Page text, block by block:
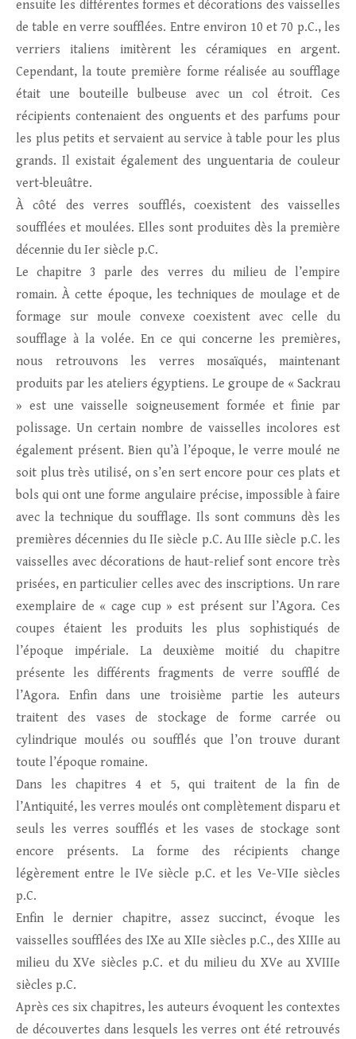
ensuite les différentes formes et décorations des vaisselles
de table en verre soufflées. Entre environ 10 et 70 p.C., les
verriers italiens imitèrent les céramiques en argent.
Cependant, la toute première forme réalisée au soufflage
était une bouteille bulbeuse avec un col étroit. Ces
récipients contenaient des onguents et des parfums pour
les plus petits et servaient au service à table pour les plus
grands. Il existait également des unguentaria de couleur
vert‑bleuâtre.
À côté des verres soufflés, coexistent des vaisselles
soufflées et moulées. Elles sont produites dès la première
décennie du Ier siècle p.C.
Le chapitre 3 parle des verres du milieu de l’empire
romain. À cette époque, les techniques de moulage et de
formage sur moule convexe coexistent avec celle du
soufflage à la volée. En ce qui concerne les premières,
nous retrouvons les verres mosaïqués, maintenant
produits par les ateliers égyptiens. Le groupe de « Sackrau
» est une vaisselle soigneusement formée et finie par
polissage. Un certain nombre de vaisselles incolores est
également présent. Bien qu’à l’époque, le verre moulé ne
soit plus très utilisé, on s’en sert encore pour ces plats et
bols qui ont une forme angulaire précise, impossible à faire
avec la technique du soufflage. Ils sont communs dès les
premières décennies du IIe siècle p.C. Au IIIe siècle p.C. les
vaisselles avec décorations de haut-relief sont encore très
prisées, en particulier celles avec des inscriptions. Un rare
exemplaire de « cage cup » est présent sur l’Agora. Ces
coupes étaient les produits les plus sophistiqués de
l’époque impériale. La deuxième moitié du chapitre
présente les différents fragments de verre soufflé de
l’Agora. Enfin dans une troisième partie les auteurs
traitent des vases de stockage de forme carrée ou
cylindrique moulés ou soufflés que l’on trouve durant
toute l’époque romaine.
Dans les chapitres 4 et 5, qui traitent de la fin de
l’Antiquité, les verres moulés ont complètement disparu et
seuls les verres soufflés et les vases de stockage sont
encore présents. La forme des récipients change
légèrement entre le IVe siècle p.C. et les Ve-VIIe siècles
p.C.
Enfin le dernier chapitre, assez succinct, évoque les
vaisselles soufflées des IXe au XIIe siècles p.C., des XIIIe au
milieu du XVe siècles p.C. et du milieu du XVe au XVIIIe
siècles p.C.
Après ces six chapitres, les auteurs évoquent les contextes
de découvertes dans lesquels les verres ont été retrouvés